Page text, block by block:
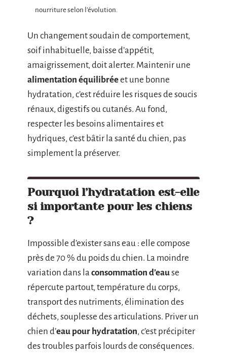
nourriture selon l’évolution.
Un changement soudain de comportement,
soif inhabituelle, baisse d’appétit,
amaigrissement, doit alerter. Maintenir une
alimentation équilibréeet une bonne
hydratation, c’est réduire les risques de soucis
rénaux, digestifs ou cutanés. Au fond,
respecter les besoins alimentaires et
hydriques, c’est bâtir la santé du chien, pas
simplement la préserver.
Pourquoi l’hydratation est-elle
si importante pour les chiens
?
Impossible d’exister sans eau : elle compose
près de 70 % du poids du chien. La moindre
variation dans la consommation d’eause
répercute partout, température du corps,
transport des nutriments, élimination des
déchets, souplesse des articulations. Priver un
chien d’eau pour hydratation, c’est précipiter
des troubles parfois lourds de conséquences.